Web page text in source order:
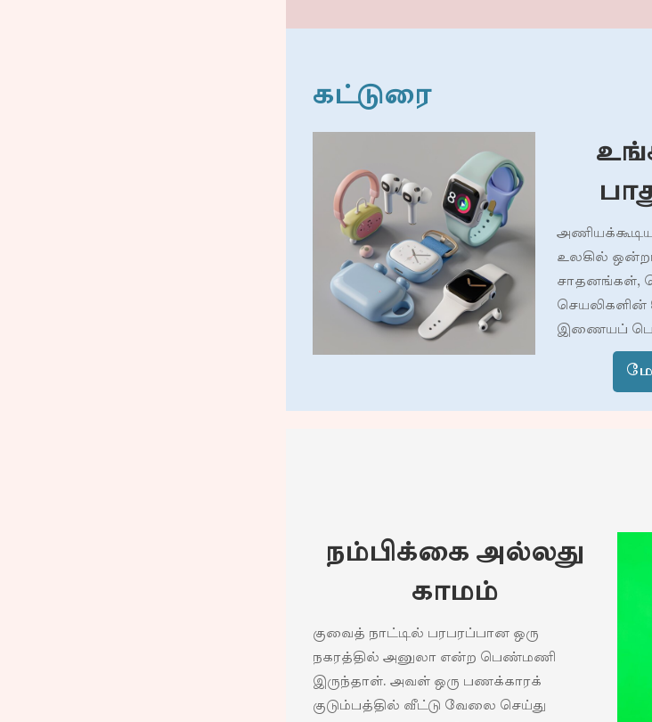
கட்டுரை
உலகில்
சாதனங்கள்,
இணையப்
நம்பிக்கை அல்லது
காமம்
குவைத் நாட்டில் பரபரப்பான ஒரு
நகரத்தில் அனுலா என்ற பெண்மணி
இருந்தாள். அவள் ஒரு பணக்காரக்
குடும்பத்தில் வீட்டு வேலை செய்து